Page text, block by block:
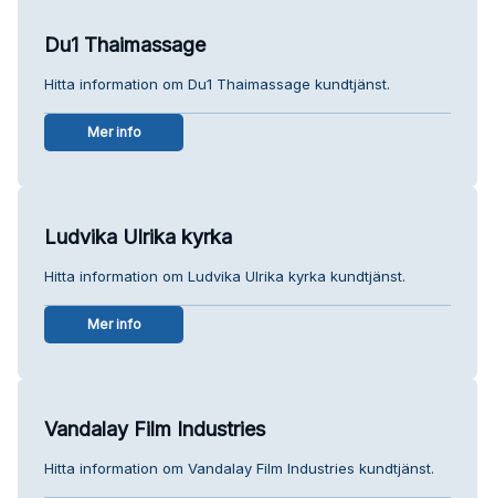
Du1 Thaimassage
Hitta information om Du1 Thaimassage kundtjänst.
Mer info
Ludvika Ulrika kyrka
Hitta information om Ludvika Ulrika kyrka kundtjänst.
Mer info
Vandalay Film Industries
Hitta information om Vandalay Film Industries kundtjänst.